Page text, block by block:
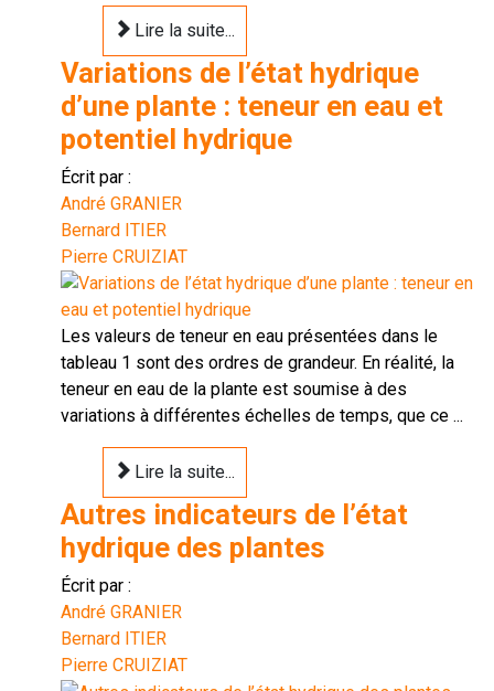
Lire la suite...
Variations de l’état hydrique
d’une plante : teneur en eau et
potentiel hydrique
Écrit par :
André GRANIER
Bernard ITIER
Pierre CRUIZIAT
Les valeurs de teneur en eau présentées dans le
tableau 1 sont des ordres de grandeur. En réalité, la
teneur en eau de la plante est soumise à des
variations à différentes échelles de temps, que ce ...
Lire la suite...
Autres indicateurs de l’état
hydrique des plantes
Écrit par :
André GRANIER
Bernard ITIER
Pierre CRUIZIAT